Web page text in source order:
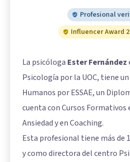
Profesional
Influencer Award
La psicóloga Ester Fernández
Psicología por la UOC, tiene
Humanos por ESSAE, un
cuenta con Cursos Formativos
Ansiedad y en Coaching.
Esta profesional tiene más de
y como directora del centro